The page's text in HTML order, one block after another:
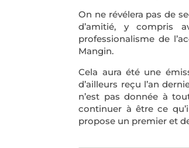
On ne révélera pas de
d’amitié, y compris
professionalisme de
Mangin.
Cela aura été une
d’ailleurs reçu l’an
n’est pas donnée à
continuer à être ce
propose un premier et